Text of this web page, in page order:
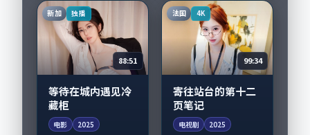
2025-08-17...
后期主要在泰国完成
制作协同，2025...
新加 独播
88:51
等待在城内遇见冷
藏柜
电影 2025
法国 4K
99:34
寄往站台的第十二
页笔记
电视剧 2025